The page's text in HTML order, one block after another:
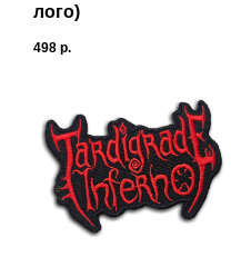
лого)
498 р.